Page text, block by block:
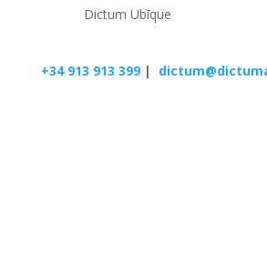
Dictum Ubīque
+34 913 913 399|